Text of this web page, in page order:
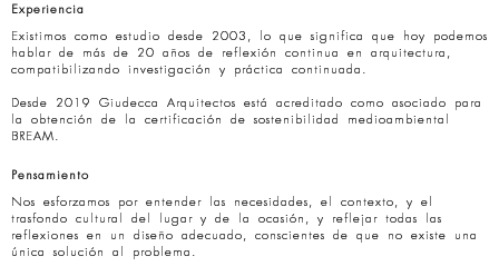
Experiencia
Existimos como estudio desde 2003, lo que significa que hoy podemos
hablar de más de 20 años de reflexión continua en arquitectura,
compatibilizando investigación y práctica continuada.
Desde 2019 Giudecca Arquitectos está acreditado como asociado para
la obtención de la certificación de sostenibilidad medioambiental
BREAM.
Pensamiento
Nos esforzamos por entender las necesidades, el contexto, y el
trasfondo cultural del lugar y de la ocasión, y reflejar todas las
reflexiones en un diseño adecuado, conscientes de que no existe una
única solución al problema.